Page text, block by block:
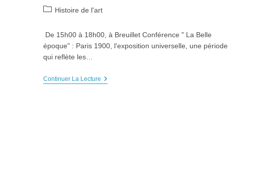
PostHistoire de l'art
De 15h00 à 18h00, à Breuillet Conférence " La Belle
époque" : Paris 1900, l'exposition universelle, une période
qui reflète les…
Continuer La LectureCONFÉRENCE